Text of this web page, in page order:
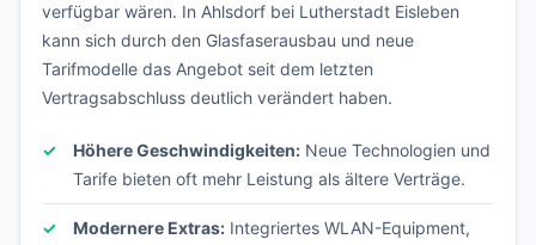
verfügbar wären. In Ahlsdorf bei Lutherstadt Eisleben
kann sich durch den Glasfaserausbau und neue
Tarifmodelle das Angebot seit dem letzten
Vertragsabschluss deutlich verändert haben.
Höhere Geschwindigkeiten: Neue Technologien und
Tarife bieten oft mehr Leistung als ältere Verträge.
Modernere Extras: Integriertes WLAN-Equipment,